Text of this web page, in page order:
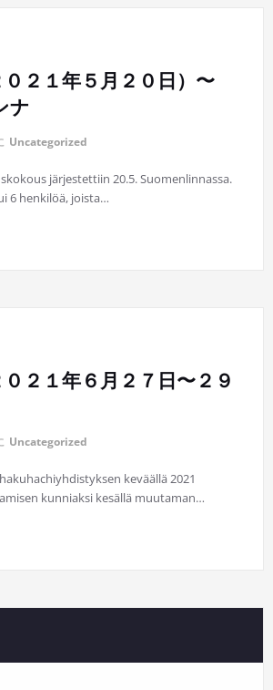
２１年５月２０日）〜
ナ
Uncategorized
järjestettiin 20.5. Suomenlinnassa.
6 henkilöä, joista…
２１年６月２７日〜２９
Uncategorized
keväällä 2021
kunniaksi kesällä muutaman…